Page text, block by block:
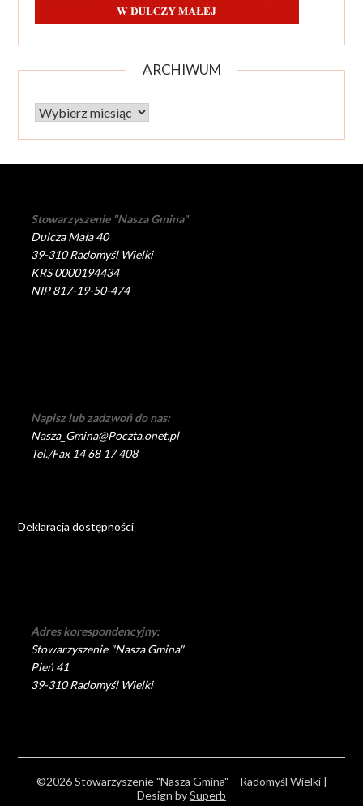
ARCHIWUM
Archiwum
Stowarzyszenie "Nasza Gmina"
Dulcza Mała 40
39-310 Radomyśl Wielki
KRS 0000194434
NIP 817-19-50-474
Napisz lub zadzwoń do nas:
Nasza_Gmina@Poczta.onet.pl
Tel./Fax 14 68 17 408
Deklaracja dostępności
Adres korespondencyjny:
Stowarzyszenie "Nasza Gmina"
Pień 41
39-310 Radomyśl Wielki
©2026 Stowarzyszenie "Nasza Gmina" – Radomyśl Wielki
Design bySuperb